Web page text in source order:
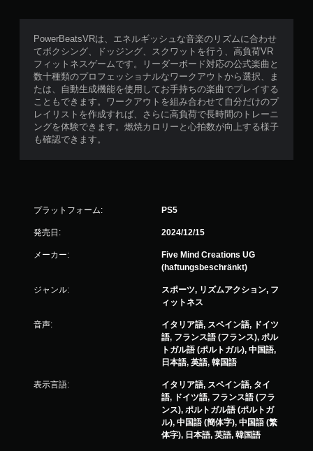
PowerBeatsVRは、エネルギッシュな音楽のリズムに合わせ
てボクシング、ドッジング、スクワットを行う、高負荷VR
フィットネスゲームです。リーダーボード対応の公式楽曲と
数十種類のプロフェッショナルなワークアウトから選択、ま
たは、自動生成機能を使用してお手持ちの楽曲でプレイする
こともできます。ワークアウトを組み合わせて自分だけのプ
レイリストを作成すれば、さらに高負荷で長時間のトレーニ
ングを体験できます。燃焼カロリーと心拍数が向上する様子
も確認できます。
プラットフォーム: PS5
発売日: 2024/12/15
メーカー:
Five Mind Creations UG
(haftungsbeschränkt)
ジャンル:
スポーツ, リズムアクション, フ
ィットネス
音声:
イタリア語, スペイン語, ドイツ
語, フランス語 (フランス), ポル
トガル語 (ポルトガル), 中国語,
日本語, 英語, 韓国語
表示言語:
イタリア語, スペイン語, タイ
語, ドイツ語, フランス語 (フラ
ンス), ポルトガル語 (ポルトガ
ル), 中国語 (簡体字), 中国語 (繁
体字), 日本語, 英語, 韓国語